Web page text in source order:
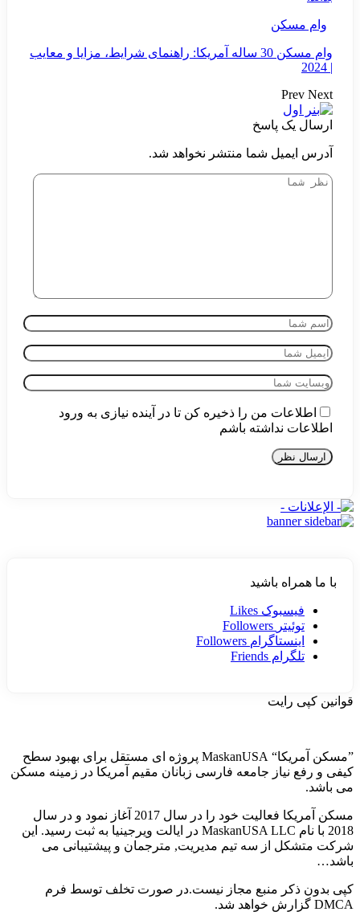
وام مسکن
وام مسکن 30 ساله آمریکا: راهنمای شرایط، مزایا و معایب
| 2024
Prev Next
ارسال یک پاسخ
آدرس ایمیل شما منتشر نخواهد شد.
اطلاعات من را ذخیره کن تا در آینده نیازی به ورود
اطلاعات نداشته باشم
با ما همراه باشید
فیسبوک Likes
توئیتر Followers
اینستاگرام Followers
تلگرام Friends
قوانین کپی رایت
”مسکن آمریکا“ MaskanUSA پروژه ای مستقل برای بهبود سطح
کیفی و رفع نیاز جامعه فارسی زبانان مقیم آمریکا در زمینه مسکن
می باشد.
مسکن آمریکا فعالیت خود را در سال 2017 آغاز نمود و در سال
2018 با نام MaskanUSA LLC در ایالت ویرجینیا به ثبت رسید. این
شرکت متشکل از سه تیم مدیریت, مترجمان و پیشتیبانی می
باشد…
کپی بدون ذکر منبع مجاز نیست.در صورت تخلف توسط فرم
DMCA گزارش خواهد شد.